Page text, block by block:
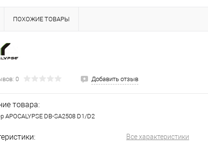
ПОХОЖИЕ ТОВАРЫ
0 Добавить отзыв
товара:
APOCALYPSE DB-SA2508 D1/D2
Все характеристики